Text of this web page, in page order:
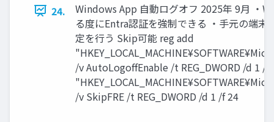
24.
Windows App 自動ログオフ 2025年 9月 ・
る度にEntra認証を強制できる ・手元の端末
定を行う Skip可能 reg add
/v AutoLogoffEnable /t REG_DWORD /d 1 /f
/v SkipFRE /t REG_DWORD /d 1 /f 24